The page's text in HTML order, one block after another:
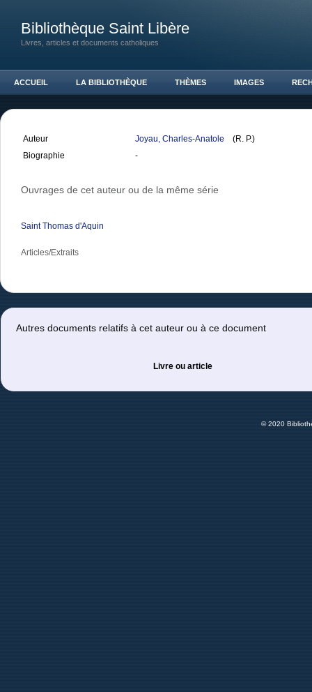
Bibliothèque Saint Libère
Livres, articles et documents catholiques
ACCUEIL LA BIBLIOTHÈQUE THÈMES IMAGES
Auteur Joyau, Charles-Anatole
(R. P.)
Biographie
-
Ouvrages de cet auteur ou de la même série
Saint Thomas d'Aquin
Articles/Extraits
Autres documents relatifs à cet auteur ou à ce document
Livre ou article
© 2020